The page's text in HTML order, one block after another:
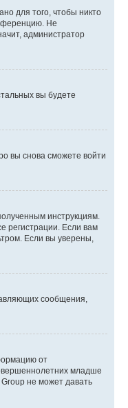
для того, чтобы никто
Не
администратор
вы будете
вы снова сможете войти
инструкциям.
регистрации. Если вам
Если вы уверены,
сообщения,
от
младше
не может давать